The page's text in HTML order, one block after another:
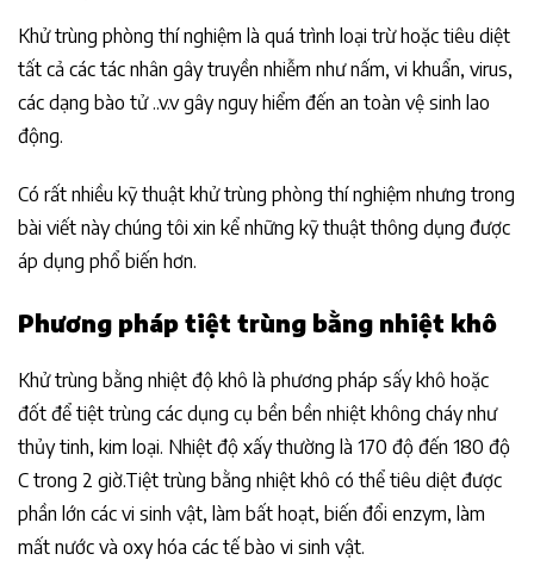
Khử trùng phòng thí nghiệm là quá trình loại trừ hoặc tiêu diệt
tất cả các tác nhân gây truyền nhiễm như nấm, vi khuẩn, virus,
các dạng bào tử ..v.v gây nguy hiểm đến an toàn vệ sinh lao
động.
Có rất nhiều kỹ thuật khử trùng phòng thí nghiệm nhưng trong
bài viết này chúng tôi xin kể những kỹ thuật thông dụng được
áp dụng phổ biến hơn.
Phương pháp tiệt trùng bằng nhiệt khô
Khử trùng bằng nhiệt độ khô là phương pháp sấy khô hoặc
đốt để tiệt trùng các dụng cụ bền bền nhiệt không cháy như
thủy tinh, kim loại. Nhiệt độ xấy thường là 170 độ đến 180 độ
C trong 2 giờ.Tiệt trùng bằng nhiệt khô có thể tiêu diệt được
phần lớn các vi sinh vật, làm bất hoạt, biến đổi enzym, làm
mất nước và oxy hóa các tế bào vi sinh vật.